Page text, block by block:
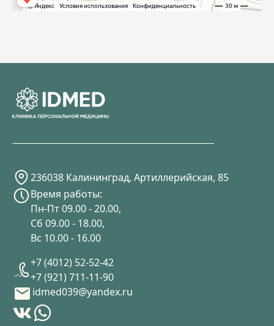
236038 Калининград, Артиллерийская, 85
Время работы:
Пн-Пт 09.00 - 20.00,
Сб 09.00 - 18.00,
Вс 10.00 - 16.00
+7 (4012) 52-52-42
+7 (921) 711-11-90
idmed039@yandex.ru